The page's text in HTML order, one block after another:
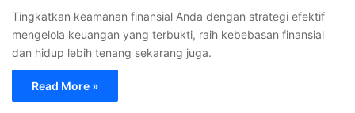
Tingkatkan keamanan finansial Anda dengan strategi efektif
mengelola keuangan yang terbukti, raih kebebasan finansial
dan hidup lebih tenang sekarang juga.
Read More »